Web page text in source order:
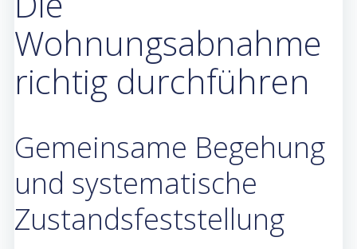
Wohnungsabnahme
richtig durchführen
Gemeinsame Begehung
und systematische
Zustandsfeststellung